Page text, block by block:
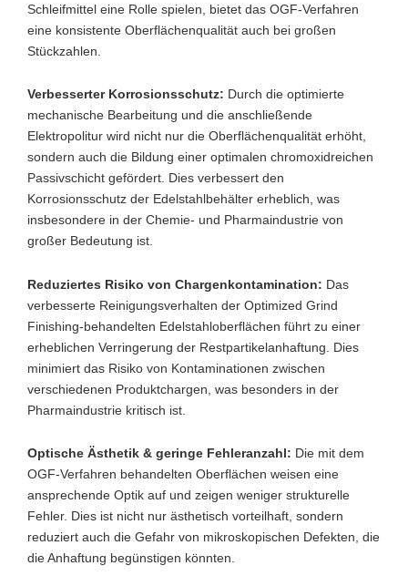
Schleifmittel eine Rolle spielen, bietet das OGF-Verfahren
eine konsistente Oberflächenqualität auch bei großen
Stückzahlen.
Verbesserter Korrosionsschutz: Durch die optimierte
mechanische Bearbeitung und die anschließende
Elektropolitur wird nicht nur die Oberflächenqualität erhöht,
sondern auch die Bildung einer optimalen chromoxidreichen
Passivschicht gefördert. Dies verbessert den
Korrosionsschutz der Edelstahlbehälter erheblich, was
insbesondere in der Chemie- und Pharmaindustrie von
großer Bedeutung ist.
Reduziertes Risiko von Chargenkontamination: Das
verbesserte Reinigungsverhalten der Optimized Grind
Finishing-behandelten Edelstahloberflächen führt zu einer
erheblichen Verringerung der Restpartikelanhaftung. Dies
minimiert das Risiko von Kontaminationen zwischen
verschiedenen Produktchargen, was besonders in der
Pharmaindustrie kritisch ist.
Optische Ästhetik & geringe Fehleranzahl: Die mit dem
OGF-Verfahren behandelten Oberflächen weisen eine
ansprechende Optik auf und zeigen weniger strukturelle
Fehler. Dies ist nicht nur ästhetisch vorteilhaft, sondern
reduziert auch die Gefahr von mikroskopischen Defekten, die
die Anhaftung begünstigen könnten.